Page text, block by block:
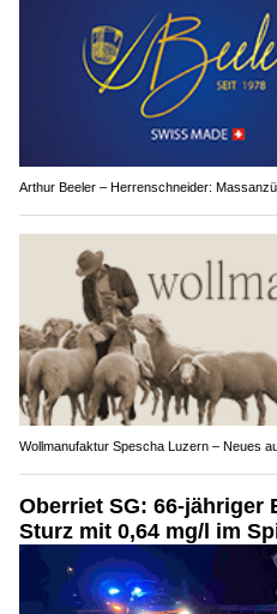
Arthur Beeler – Herrenschneider:
Wollmanufaktur Spescha Luzern – Neues
Oberriet SG: 66-jähriger
Sturz mit 0,64 mg/l im